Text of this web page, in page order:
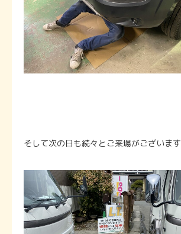
そして次の日も続々とご来場がございます